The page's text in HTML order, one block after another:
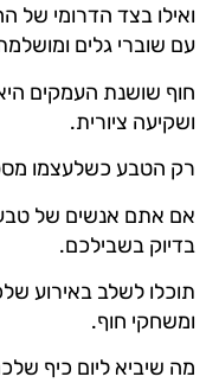
ואילו בצד הדרומי של
עם שוברי גלים
חוף שושנת העמקים
ושקיעה ציורית.
רק הטבע כשלעצמו
אם אתם אנשים של טבע
בדיוק בשבילכם.
תוכלו לשלב באירוע
ומשחקי חוף.
מה שיביא ליום כיף